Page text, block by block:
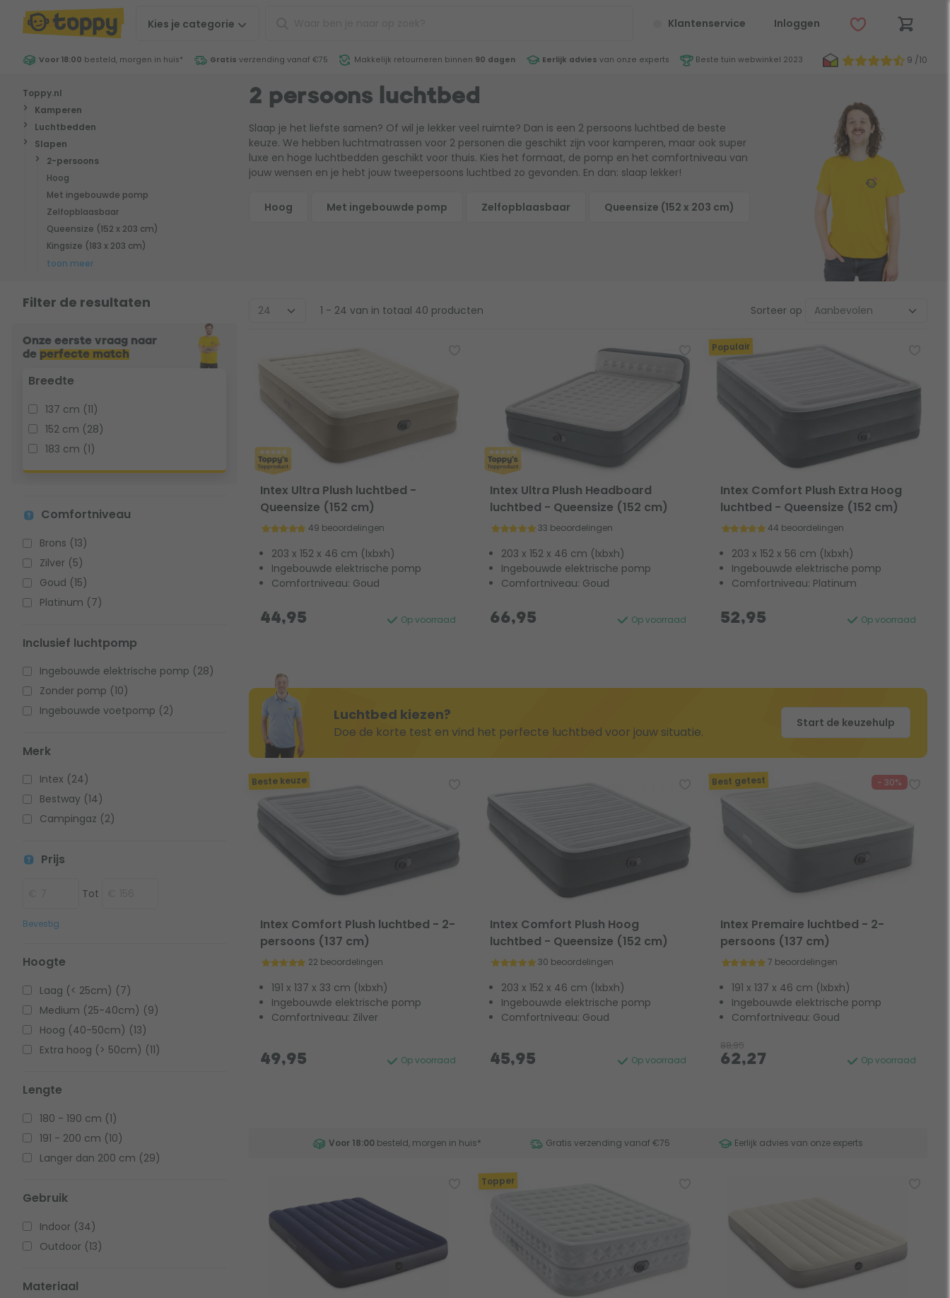
Kies je categorie Klantenservice Inloggen
Voor 18:00 besteld, morgen in huis* Gratis verzending vanaf €75 Makkelijk retourneren binnen 90 dagen Eerlijk advies van onze experts Beste tuin webwinkel 2023 9 /10
Toppy.nl
Kamperen
Luchtbedden
Slapen
2-persoons
Hoog
Met ingebouwde pomp
Zelfopblaasbaar
Queensize (152 x 203 cm)
Kingsize (183 x 203 cm)
toon meer
2 persoons luchtbed
Slaap je het liefste samen? Of wil je lekker veel ruimte? Dan is een 2 persoons luchtbed de beste
keuze. We hebben luchtmatrassen voor 2 personen die geschikt zijn voor kamperen, maar ook super
luxe en hoge luchtbedden geschikt voor thuis. Kies het formaat, de pomp en het comfortniveau van
jouw wensen en je hebt jouw tweepersoons luchtbed zo gevonden. En dan: slaap lekker!
Hoog Met ingebouwde pomp Zelfopblaasbaar Queensize (152 x 203 cm)
Filter de resultaten
Onze eerste vraag naar
de perfecte match
Breedte
137 cm (11)
152 cm (28)
183 cm (1)
Comfortniveau
Brons (13)
Zilver (5)
Goud (15)
Platinum (7)
Inclusief luchtpomp
Ingebouwde elektrische pomp (28)
Zonder pomp (10)
Ingebouwde voetpomp (2)
Merk
Intex (24)
Bestway (14)
Campingaz (2)
Prijs
Tot
Bevestig
Hoogte
Laag (< 25cm) (7)
Medium (25-40cm) (9)
Hoog (40-50cm) (13)
Extra hoog (> 50cm) (11)
Lengte
180 - 190 cm (1)
191 - 200 cm (10)
Langer dan 200 cm (29)
Gebruik
Indoor (34)
Outdoor (13)
Materiaal
1 - 24 van in totaal 40 producten Sorteer op
Intex Ultra Plush luchtbed -
Queensize (152 cm)
49 beoordelingen
203 x 152 x 46 cm (lxbxh)
Ingebouwde elektrische pomp
Comfortniveau: Goud
Op voorraad
44,95
Intex Ultra Plush Headboard
luchtbed - Queensize (152 cm)
33 beoordelingen
203 x 152 x 46 cm (lxbxh)
Ingebouwde elektrische pomp
Comfortniveau: Goud
Op voorraad
66,95
Populair
Intex Comfort Plush Extra Hoog
luchtbed - Queensize (152 cm)
44 beoordelingen
203 x 152 x 56 cm (lxbxh)
Ingebouwde elektrische pomp
Comfortniveau: Platinum
Op voorraad
52,95
Beste keuze
Intex Comfort Plush luchtbed - 2-
persoons (137 cm)
22 beoordelingen
191 x 137 x 33 cm (lxbxh)
Ingebouwde elektrische pomp
Comfortniveau: Zilver
Op voorraad
49,95
Intex Comfort Plush Hoog
luchtbed - Queensize (152 cm)
30 beoordelingen
203 x 152 x 46 cm (lxbxh)
Ingebouwde elektrische pomp
Comfortniveau: Goud
Op voorraad
45,95
Best getest - 30%
Intex Premaire luchtbed - 2-
persoons (137 cm)
7 beoordelingen
191 x 137 x 46 cm (lxbxh)
Ingebouwde elektrische pomp
Comfortniveau: Goud
Op voorraad
88,95
62,27
Voor 18:00 besteld, morgen in huis* Gratis verzending vanaf €75 Eerlijk advies van onze experts
Topper
Luchtbed kiezen?
Doe de korte test en vind het perfecte luchtbed voor jouw situatie.
Start de keuzehulp